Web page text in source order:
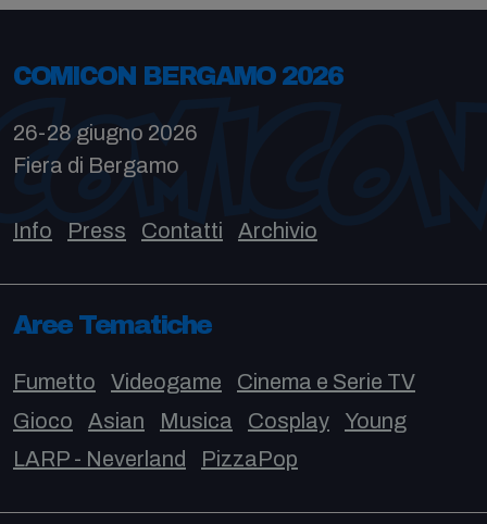
COMICON BERGAMO 2026
26-28 giugno 2026
Fiera di Bergamo
Info Press Contatti Archivio
Aree Tematiche
Fumetto Videogame
Cinema e Serie TV
Gioco
Asian Musica Cosplay
Young
LARP - Neverland
PizzaPop